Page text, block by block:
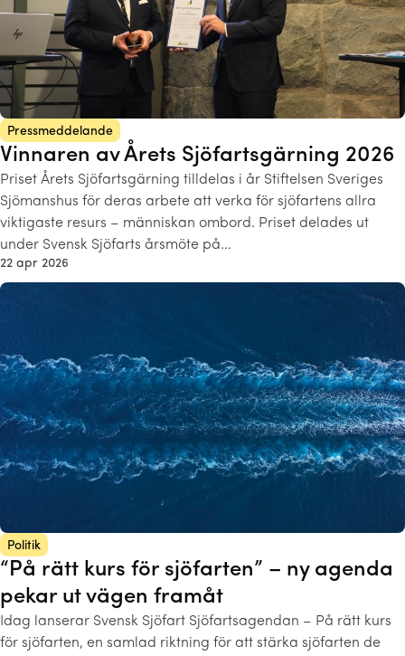
Pressmeddelande
Vinnaren av Årets Sjöfartsgärning 2026
Priset Årets Sjöfartsgärning tilldelas i år Stiftelsen Sveriges
Sjömanshus för deras arbete att verka för sjöfartens allra
viktigaste resurs – människan ombord. Priset delades ut
under Svensk Sjöfarts årsmöte på…
22 apr 2026
Politik
“På rätt kurs för sjöfarten” – ny agenda
pekar ut vägen framåt
Idag lanserar Svensk Sjöfart Sjöfartsagendan – På rätt kurs
för sjöfarten, en samlad riktning för att stärka sjöfarten de